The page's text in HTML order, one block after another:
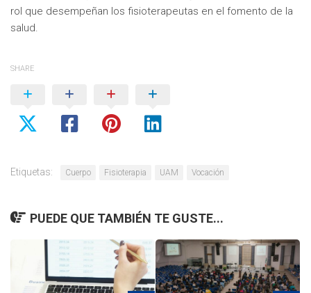
rol que desempeñan los fisioterapeutas en el fomento de la
salud.
SHARE
Etiquetas: Cuerpo Fisioterapia UAM Vocación
PUEDE QUE TAMBIÉN TE GUSTE...